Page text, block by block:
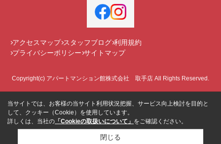
アクセスマップ スタッフブログ 利用規約
プライバシーポリシー サイトマップ
Copyright(c) アパートマンション館株式会社 取手店 All Rights Reserved.
当サイトでは、お客様の当サイト利用状況把握、サービス向上検討を目的と
して、クッキー（Cookie）を使用しています。
詳しくは、当社の 「Cookieの取扱いについて」 をご確認ください。
閉じる